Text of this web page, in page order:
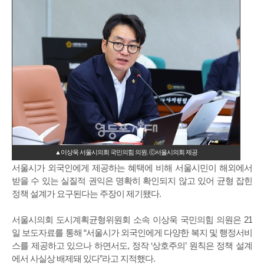
▲이상욱 서울시의회 국민의힘 의원. ⓒ서울시의회 제공
서울시가 외국인에게 제공하는 혜택에 비해 서울시민이 해외에서
받을 수 있는 실질적 권익은 명확히 확인되지 않고 있어 균형 잡힌
정책 설계가 요구된다는 주장이 제기됐다.
서울시의회 도시계획균형위원회 소속 이상욱 국민의힘 의원은 21
일 보도자료를 통해 “서울시가 외국인에게 다양한 복지 및 행정서비
스를 제공하고 있으나 하면서도, 정작 ‘상호주의’ 원칙은 정책 설계
에서 사실상 배제돼 있다”라고 지적했다.